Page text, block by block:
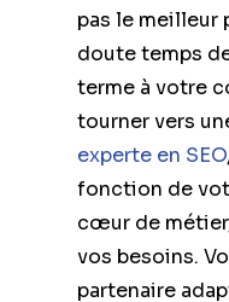
pas le meilleur
doute temps
terme à votre
tourner vers
experte en SEO
fonction de
cœur de
vos besoins.
partenaire